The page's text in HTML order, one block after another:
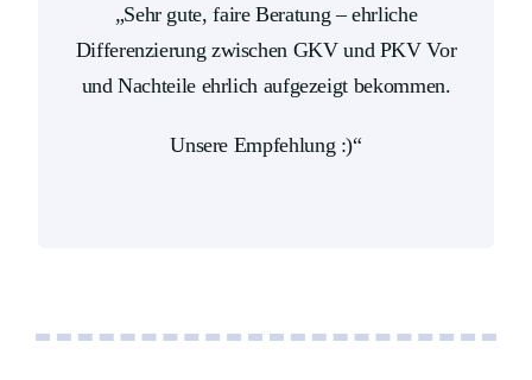
„Sehr gute, faire Beratung – ehrliche
Differenzierung zwischen GKV und PKV Vor
und Nachteile ehrlich aufgezeigt bekommen.
Unsere Empfehlung :)“